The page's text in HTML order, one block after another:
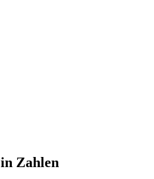
in Zahlen